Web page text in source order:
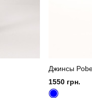
Джинсы
1550 грн.